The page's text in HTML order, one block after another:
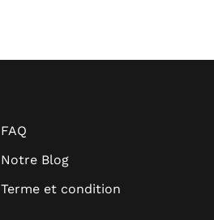
FAQ
Notre Blog
Terme et condition